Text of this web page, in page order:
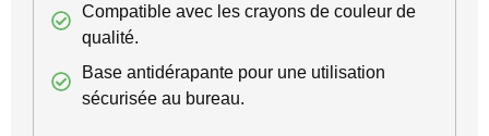
Compatible avec les crayons de couleur de
qualité.
Base antidérapante pour une utilisation
sécurisée au bureau.